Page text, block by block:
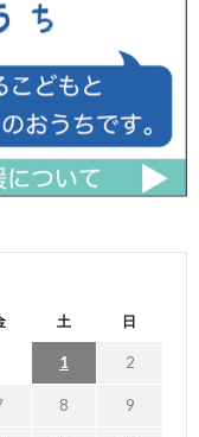
土 日
1 2
8 9